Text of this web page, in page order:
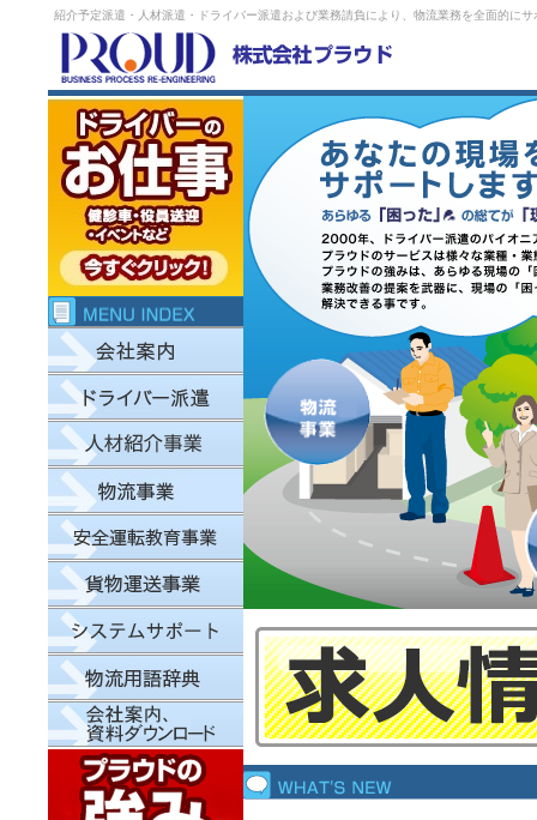
紹介予定派遣・人材派遣・ドライバー派遣および業務請負により、物流業務を全面的に